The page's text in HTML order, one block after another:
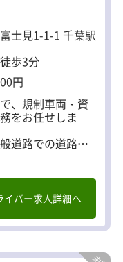
優遇します。 ・
は一切なし。 ・
の2ヶ
せします。
士見1-1-1 千葉駅
歩3分
円
、規制車両・資
をお任せしま
道路での道路規
制が必要な場所
ン等の規制帯を
規制帯を撤去
イバー求人詳細へ